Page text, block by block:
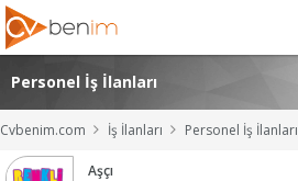
Personel İş İlanları
Cvbenim.com İş İlanları Personel İş İlanları
Aşçı